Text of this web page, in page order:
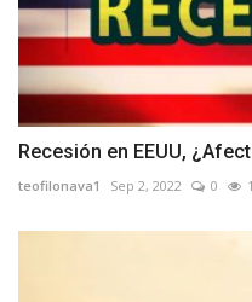
Recesión en EEUU,
teofilonava1 Sep 2, 2022 0